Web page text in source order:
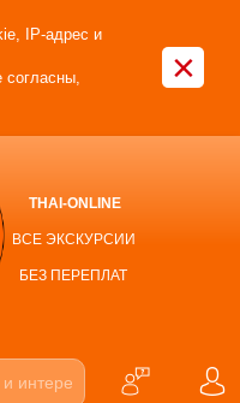
IP-адрес и
согласны,
×
THAI-ONLINE
ВСЕ ЭКСКУРСИИ
БЕЗ ПЕРЕПЛАТ